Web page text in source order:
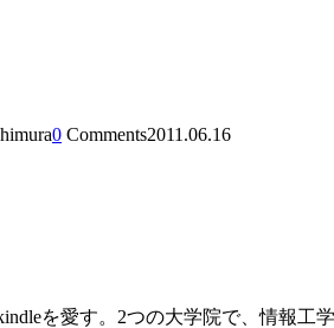
0 Comments2011.06.16
を愛す。2つの大学院で、情報工